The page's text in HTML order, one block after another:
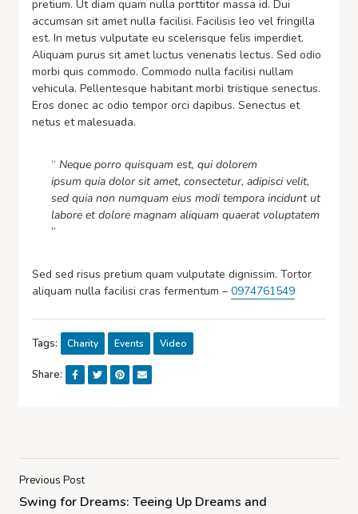
pretium. Ut diam quam nulla porttitor massa id. Dui
accumsan sit amet nulla facilisi. Facilisis leo vel fringilla
est. In metus vulputate eu scelerisque felis imperdiet.
Aliquam purus sit amet luctus venenatis lectus. Sed odio
morbi quis commodo. Commodo nulla facilisi nullam
vehicula. Pellentesque habitant morbi tristique senectus.
Eros donec ac odio tempor orci dapibus. Senectus et
netus et malesuada.
“ Neque porro quisquam est, qui dolorem
ipsum quia dolor sit amet, consectetur, adipisci velit,
sed quia non numquam eius modi tempora incidunt ut
labore et dolore magnam aliquam quaerat voluptatem
”
Sed sed risus pretium quam vulputate dignissim. Tortor
aliquam nulla facilisi cras fermentum – 0974761549
Tags: Charity Events Video
Share:
Previous Post
Swing for Dreams: Teeing Up Dreams and